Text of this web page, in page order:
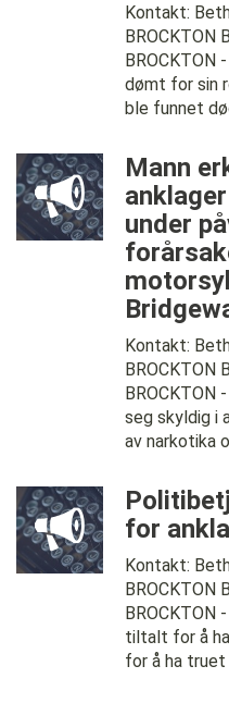
Kontakt:
BROCKTON
BROCKTON
dømt for sin
ble funnet
Mann
under
Kontakt:
BROCKTON
BROCKTON
seg skyldig i
av narkotika
for
Kontakt:
BROCKTON
BROCKTON
tiltalt for å
for å ha truet